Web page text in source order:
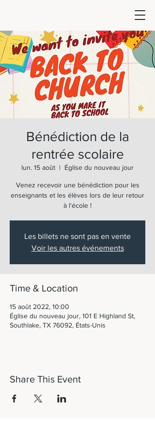
Bénédiction de la
rentrée scolaire
lun. 15 août
  |
Église du nouveau jour
Venez recevoir une bénédiction pour les
enseignants et les élèves lors de leur retour
à l'école !
Les billets ne sont pas en vente
Voir les autres événements
Time & Location
15 août 2022, 10:00
Église du nouveau jour, 101 E Highland St,
Southlake, TX 76092, États-Unis
Share This Event